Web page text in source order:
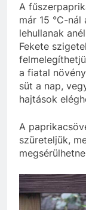
A
már 15 °C-
lehullanak
Fekete
a fiatal
süt a nap,
hajtások
A
szüreteljük,